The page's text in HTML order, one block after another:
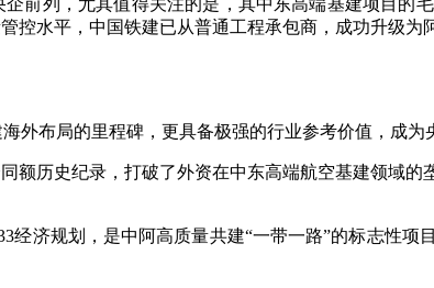
控水平，中国铁建已从普通工程承包商，成功升级
外布局的里程碑，更具备极强的行业参考价值，成为
额历史纪录，打破了外资在中东高端航空基建领域
经济规划，是中阿高质量共建“一带一路”的标志性